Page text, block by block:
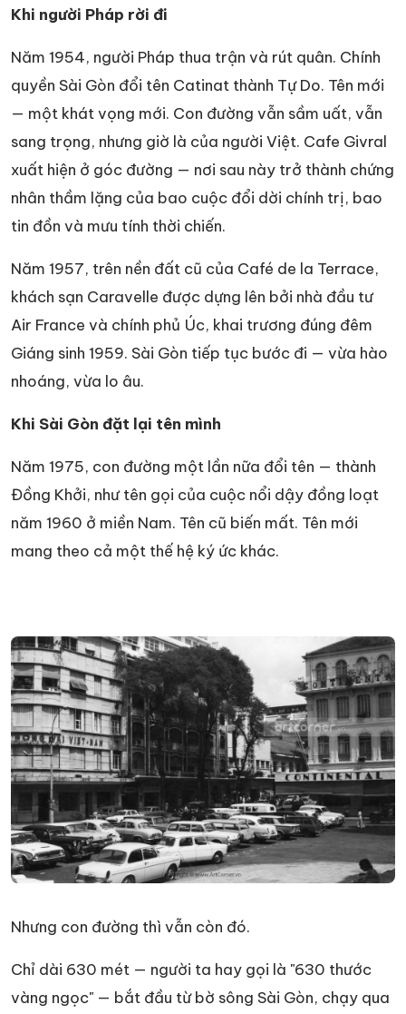
Khi người Pháp rời đi
Năm 1954, người Pháp thua trận và rút quân. Chính
quyền Sài Gòn đổi tên Catinat thành Tự Do. Tên mới
— một khát vọng mới. Con đường vẫn sầm uất, vẫn
sang trọng, nhưng giờ là của người Việt. Cafe Givral
xuất hiện ở góc đường — nơi sau này trở thành chứng
nhân thầm lặng của bao cuộc đổi dời chính trị, bao
tin đồn và mưu tính thời chiến.
Năm 1957, trên nền đất cũ của Café de la Terrace,
khách sạn Caravelle được dựng lên bởi nhà đầu tư
Air France và chính phủ Úc, khai trương đúng đêm
Giáng sinh 1959. Sài Gòn tiếp tục bước đi — vừa hào
nhoáng, vừa lo âu.
Khi Sài Gòn đặt lại tên mình
Năm 1975, con đường một lần nữa đổi tên — thành
Đồng Khởi, như tên gọi của cuộc nổi dậy đồng loạt
năm 1960 ở miền Nam. Tên cũ biến mất. Tên mới
mang theo cả một thế hệ ký ức khác.
Nhưng con đường thì vẫn còn đó.
Chỉ dài 630 mét — người ta hay gọi là "630 thước
vàng ngọc" — bắt đầu từ bờ sông Sài Gòn, chạy qua